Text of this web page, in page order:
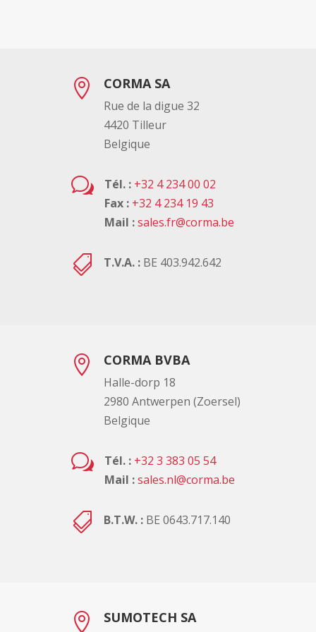
 CORMA SA
Rue de la digue 32
4420 Tilleur
Belgique
w Tél. : +32 4 234 00 02
Fax : +32 4 234 19 43
Mail :sales.fr@corma.be
 T.V.A. : BE 403.942.642
 CORMA BVBA
Halle-dorp 18
2980 Antwerpen (Zoersel)
Belgique
w Tél. : +32 3 383 05 54
Mail :sales.nl@corma.be
 B.T.W. : BE 0643.717.140
 SUMOTECH SA